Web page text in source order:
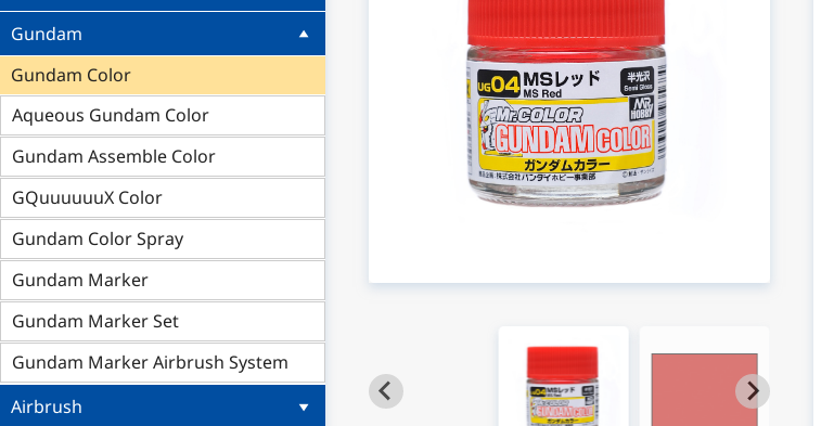
Gundam
Gundam Color
Aqueous Gundam Color
Gundam Assemble Color
GQuuuuuuX Color
Gundam Color Spray
Gundam Marker
Gundam Marker Set
Gundam Marker Airbrush System
Airbrush